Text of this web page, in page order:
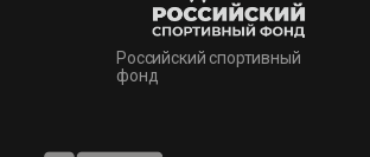
Российский спортивный
фонд